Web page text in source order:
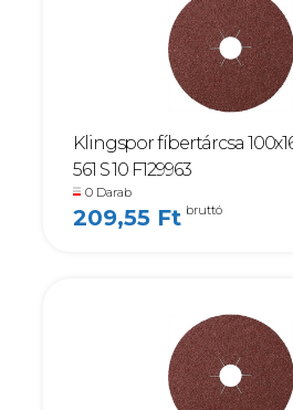
Klingspor fíbertárcsa
561 S 10 F129963
0 Darab
209,55 Ft bruttó